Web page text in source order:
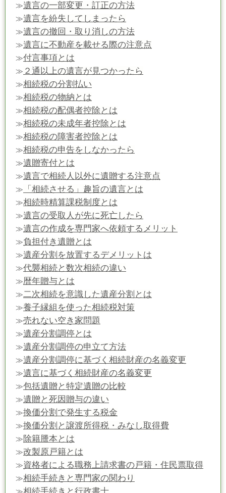
≫遺言の一部変更・訂正の方法
≫遺言を紛失してしまったら
≫遺言の撤回・取り消しの方法
≫遺言に不動産を載せる際の注意点
≫付言事項とは
≫ ２通以上の遺言が見つかったら
≫相続税の分割払い
≫相続税の物納とは
≫相続税の配偶者控除とは
≫相続税の未成年者控除とは
≫相続税の障害者控除とは
≫相続税の申告をしなかったら
≫遺贈寄付とは
≫遺言で相続人以外に遺贈する注意点
≫ 「相続させる」趣旨の遺言とは
≫相続時精算課税制度とは
≫遺言の受取人が先に死亡したら
≫遺言の作成を専門家へ依頼するメリット
≫負担付き遺贈とは
≫遺産分割を放置するデメリットは
≫代襲相続と数次相続の違い
≫暦年贈与とは
≫二次相続を意識した遺産分割とは
≫養子縁組を使った相続税対策
≫売れない空き家問題
≫遺産分割調停とは
≫遺産分割調停の申立て方法
≫遺産分割調停に基づく相続財産の名義変更
≫遺言に基づく相続財産の名義変更
≫包括遺贈と特定遺贈の比較
≫遺贈と死因贈与の違い
≫換価分割で発生する税金
≫換価分割と譲渡所得税・みなし取得費
≫除籍謄本とは
≫改製原戸籍とは
≫資格者による職務上請求書の戸籍・住民票取得
≫相続手続きと専門家の関わり